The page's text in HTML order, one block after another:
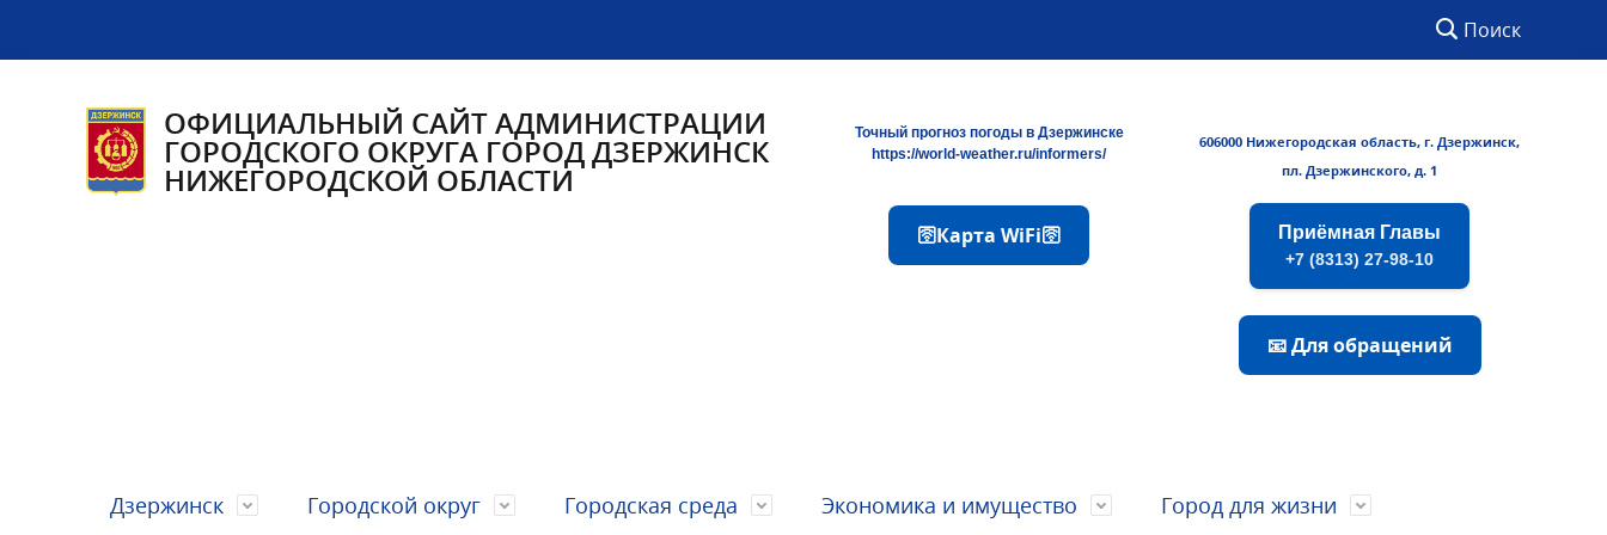
Поиск
ОФИЦИАЛЬНЫЙ САЙТ АДМИНИСТРАЦИИ
ГОРОДСКОГО ОКРУГА ГОРОД ДЗЕРЖИНСК
НИЖЕГОРОДСКОЙ ОБЛАСТИ
Точный прогноз погоды в Дзержинске
https://world-weather.ru/informers/
🛜Карта WiFi🛜
606000 Нижегородская область, г. Дзержинск,
пл. Дзержинского, д. 1
Приёмная Главы
+7 (8313) 27-98-10
📧 Для обращений
Дзержинск Городской округ Городская среда Экономика и имущество Город для жизни